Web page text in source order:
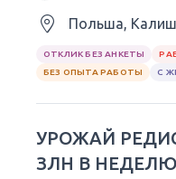
Польша, Калиш
ОТКЛИК БЕЗ АНКЕТЫ
БЕЗ ОПЫТА РАБОТЫ
С
УРОЖАЙ
ЗЛН В НЕДЕЛЮ